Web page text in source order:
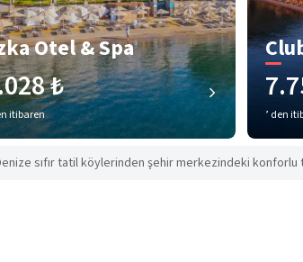
Otel & Spa
₺
itibaren ’ den
sıfır tatil köylerinden şehir merkezindeki